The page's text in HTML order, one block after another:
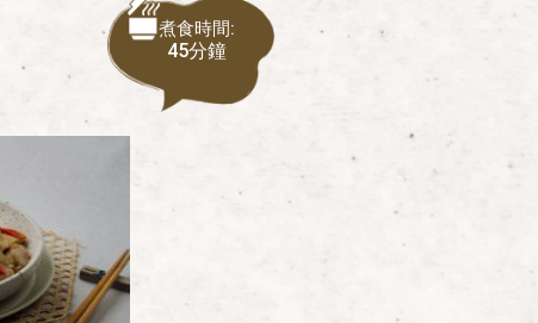
煮食時間:
45分鐘